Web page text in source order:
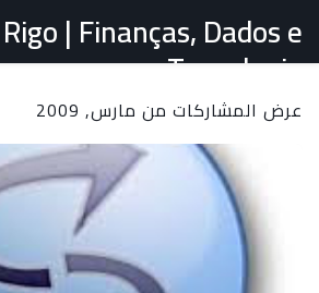
| Finanças, Dados e
Tecnologia
عرض المشاركات من مارس, 2009